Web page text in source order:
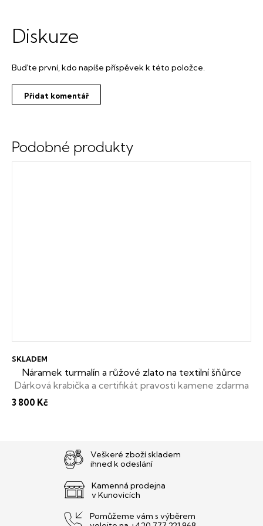
Náramek turmalín a růžové zlato na textilní šňůrce
Dárková krabička a certifikát pravosti kamene zdarma
SKLADEM
3 800 Kč
Diskuze
Buďte první, kdo napíše příspěvek k této položce.
Přidat komentář
Veškeré zboží skladem
ihned k odeslání
Kamenná prodejna
v Kunovicích
Pomůžeme vám s výběrem